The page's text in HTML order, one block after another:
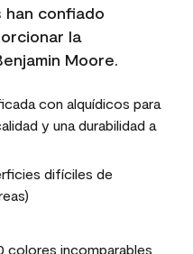
han confiado
la
Moore.
con alquídicos para
y una durabilidad a
difíciles de
colores incomparables